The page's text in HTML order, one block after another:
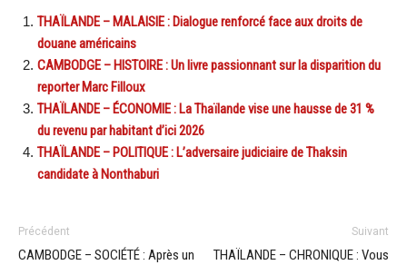
THAÏLANDE – MALAISIE : Dialogue renforcé face aux droits de
douane américains
CAMBODGE – HISTOIRE : Un livre passionnant sur la disparition du
reporter Marc Filloux
THAÏLANDE – ÉCONOMIE : La Thaïlande vise une hausse de 31 %
du revenu par habitant d’ici 2026
THAÏLANDE – POLITIQUE : L’adversaire judiciaire de Thaksin
candidate à Nonthaburi
Précédent
CAMBODGE – SOCIÉTÉ : Après un
Suivant
THAÏLANDE – CHRONIQUE : Vous